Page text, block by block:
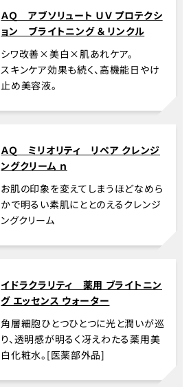
ＡＱ アブソリュート ＵＶ プロテクシ
ョン ブライトニング ＆ リンクル
シワ改善×美白×肌あれケア。
スキンケア効果も続く、高機能日やけ
止め美容液。
ＡＱ ミリオリティ リペア クレンジ
ングクリーム ｎ
お肌の印象を変えてしまうほどなめら
かで明るい素肌にととのえるクレンジ
ングクリーム
イドラクラリティ 薬用 ブライトニン
グ エッセンス ウォーター
角層細胞ひとつひとつに光と潤いが巡
り、透明感が明るく冴えわたる薬用美
白化粧水。[医薬部外品]